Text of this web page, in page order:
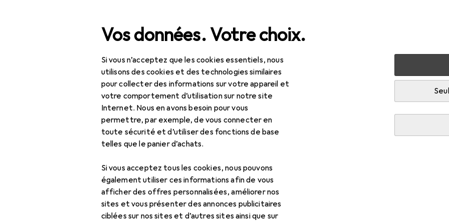
Vos données. Votre choix.
Si vous n’acceptez que les cookies essentiels, nous
utilisons des cookies et des technologies similaires
pour collecter des informations sur votre appareil et
votre comportement d’utilisation sur notre site
Internet. Nous en avons besoin pour vous
permettre, par exemple, de vous connecter en
toute sécurité et d’utiliser des fonctions de base
telles que le panier d’achats.
Si vous acceptez tous les cookies, nous pouvons
également utiliser ces informations afin de vous
afficher des offres personnalisées, améliorer nos
sites et vous présenter des annonces publicitaires
ciblées sur nos sites et d’autres sites ainsi que sur
Recherche
Tout l'assortiment Bricolage + jardin Sécurité Sécurité au travail
EUR
68,90
AbebaChaussures ESD
8 tailles
Accessoires pour Abeba Chaussures ESD
Ici, vous trouverez des accessoires compatibles avec le produit Abeba Chaussures ESD
Trier par:Pertinence